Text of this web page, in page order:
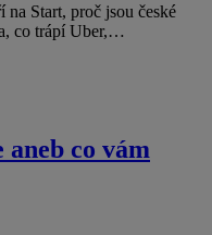
Start, proč jsou české
co trápí Uber,…
co vám